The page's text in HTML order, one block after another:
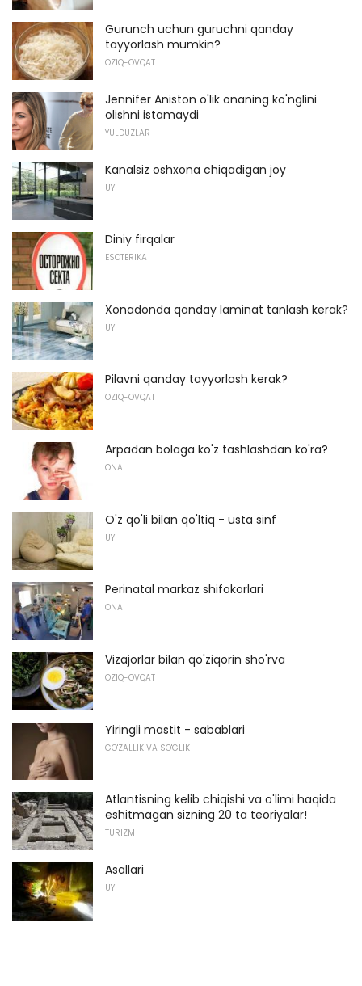
Gurunch uchun guruchni qanday
tayyorlash mumkin?
OZIQ-OVQAT
Jennifer Aniston o'lik onaning ko'nglini
olishni istamaydi
YULDUZLAR
Kanalsiz oshxona chiqadigan joy
UY
Diniy firqalar
ESOTERIKA
Xonadonda qanday laminat tanlash kerak?
UY
Pilavni qanday tayyorlash kerak?
OZIQ-OVQAT
Arpadan bolaga ko'z tashlashdan ko'ra?
ONA
O'z qo'li bilan qo'ltiq - usta sinf
UY
Perinatal markaz shifokorlari
ONA
Vizajorlar bilan qo'ziqorin sho'rva
OZIQ-OVQAT
Yiringli mastit - sabablari
GO'ZALLIK VA SO'GLIK
Atlantisning kelib chiqishi va o'limi haqida
eshitmagan sizning 20 ta teoriyalar!
TURIZM
Asallari
UY